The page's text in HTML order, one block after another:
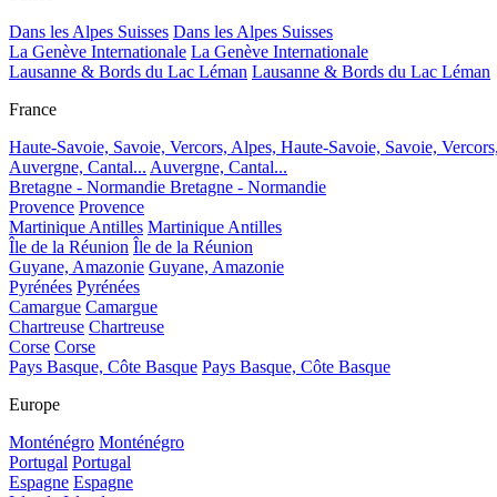
Dans les Alpes Suisses Dans les Alpes Suisses
La Genève Internationale La Genève Internationale
Lausanne & Bords du Lac Léman Lausanne & Bords du Lac Léman
France
Haute-Savoie, Savoie, Vercors, Alpes, Haute-Savoie, Savoie,
Auvergne, Cantal... Auvergne, Cantal...
Bretagne - Normandie Bretagne - Normandie
Provence Provence
Martinique Antilles Martinique Antilles
Île de la Réunion Île de la Réunion
Guyane, Amazonie Guyane, Amazonie
Pyrénées Pyrénées
Camargue Camargue
Chartreuse Chartreuse
Corse Corse
Pays Basque, Côte Basque Pays Basque, Côte Basque
Europe
Monténégro Monténégro
Portugal Portugal
Espagne Espagne